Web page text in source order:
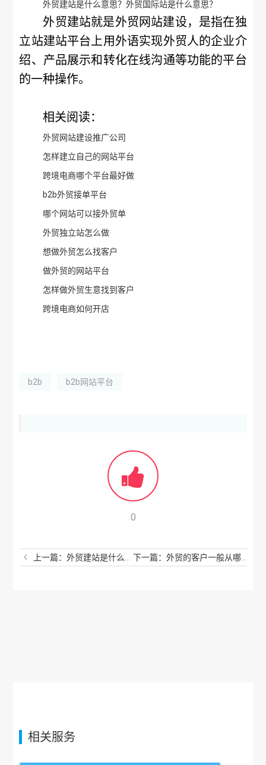
外贸建站是什么意思？外贸国际站是什么意思？
外贸建站就是外贸网站建设，是指在独
立站建站平台上用外语实现外贸人的企业介
绍、产品展示和转化在线沟通等功能的平台
的一种操作。
相关阅读：
外贸网站建设推广公司
怎样建立自己的网站平台
跨境电商哪个平台最好做
b2b外贸接单平台
哪个网站可以接外贸单
外贸独立站怎么做
想做外贸怎么找客户
做外贸的网站平台
怎样做外贸生意找到客户
跨境电商如何开店
b2b b2b网站平台
0
上一篇：外贸建站是什么意思？外贸国际站是什么意思？
相关服务